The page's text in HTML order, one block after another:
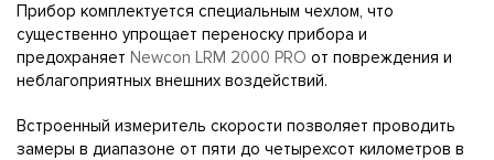
Прибор комплектуется специальным чехлом, что
существенно упрощает переноску прибора и
предохраняет Newcon LRM 2000 PRO от повреждения и
неблагоприятных внешних воздействий.
Встроенный измеритель скорости позволяет проводить
замеры в диапазоне от пяти до четырехсот километров в